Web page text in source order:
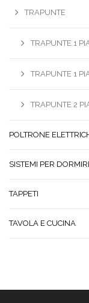
TRAPUNTE
TRAPUNTE 1
TRAPUNTE 1
TRAPUNTE 2
POLTRONE
SISTEMI PER
TAPPETI
TAVOLA E CUCINA